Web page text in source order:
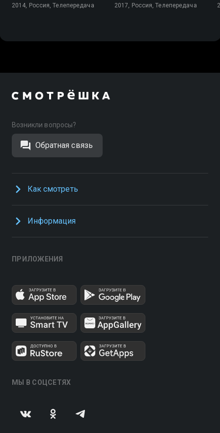
2014, Россия, Телепередача 2017, Россия, Телепередача
Возникли вопросы?
Обратная связь
Как смотреть
Информация
ПРИЛОЖЕНИЯ
МЫ В СОЦСЕТЯХ